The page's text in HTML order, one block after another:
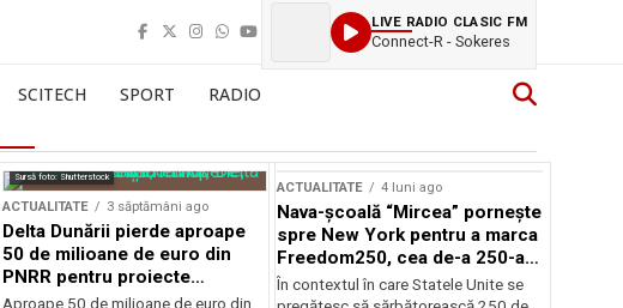
LIVE RADIO CLASIC FM
Connect-R - Sokeres
SCITECH SPORT RADIO
Sursă foto: Shutterstock
ACTUALITATE 3 săptămâni ago
Delta Dunării pierde aproape
50 de milioane de euro din
PNRR pentru proiecte
esențiale
Aproape 50 de milioane de euro din
ACTUALITATE 4 luni ago
Nava-școală “Mircea” pornește
spre New York pentru a marca
Freedom250, cea de-a 250-a
aniversare a Statelor Unite
În contextul în care Statele Unite se